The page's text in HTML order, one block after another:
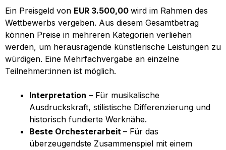
Ein Preisgeld von EUR 3.500,00 wird im Rahmen des
Wettbewerbs vergeben. Aus diesem Gesamtbetrag
können Preise in mehreren Kategorien verliehen
werden, um herausragende künstlerische Leistungen zu
würdigen. Eine Mehrfachvergabe an einzelne
Teilnehmer:innen ist möglich.
Interpretation – Für musikalische
Ausdruckskraft, stilistische Differenzierung und
historisch fundierte Werknähe.
Beste Orchesterarbeit – Für das
überzeugendste Zusammenspiel mit einem